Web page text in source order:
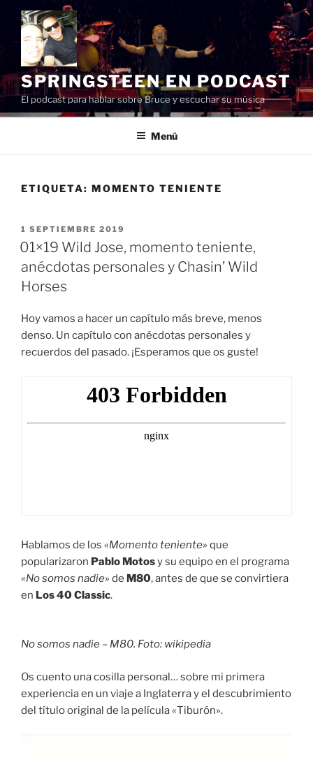
Saltar
contenido
SPRINGSTEEN EN PODCAST
El podcast para hablar sobre Bruce y escuchar su música
Menú
ETIQUETA: MOMENTO TENIENTE
PUBLICADO
EL
1 SEPTIEMBRE 2019
01×19 Wild Jose, momento teniente,
anécdotas personales y Chasin’ Wild
Horses
Hoy vamos a hacer un capítulo más breve, menos
denso. Un capítulo con anécdotas personales y
recuerdos del pasado. ¡Esperamos que os guste!
Hablamos de los «Momento teniente» que
popularizaron Pablo Motosy su equipo en el programa
«No somos nadie» de M80, antes de que se convirtiera
en Los 40 Classic.
No somos nadie – M80. Foto: wikipedia
Os cuento una cosilla personal… sobre mi primera
experiencia en un viaje a Inglaterra y el descubrimiento
del título original de la película «Tiburón».